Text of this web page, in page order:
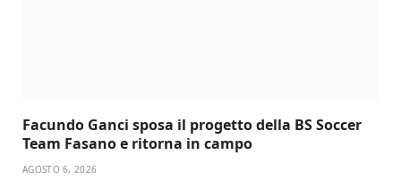
Facundo Ganci sposa il progetto della BS Soccer
Team Fasano e ritorna in campo
AGOSTO 6, 2026